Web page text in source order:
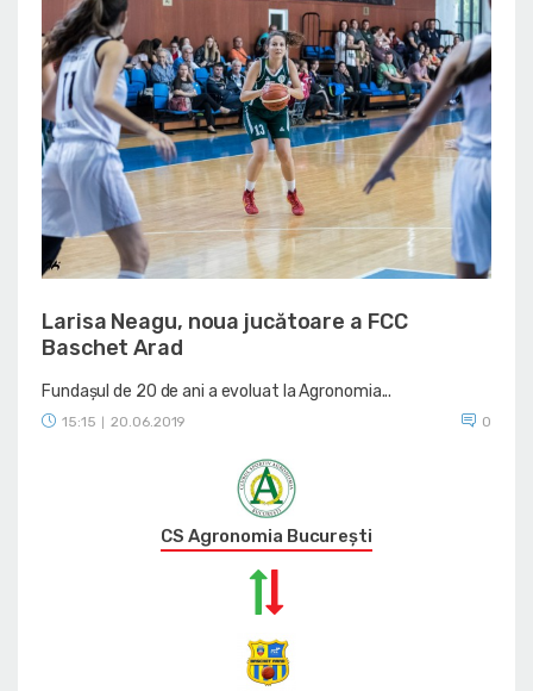
Larisa Neagu, noua jucătoare a FCC
Baschet Arad
Fundașul de 20 de ani a evoluat la Agronomia...
15:15 20.06.2019 0
CS Agronomia București